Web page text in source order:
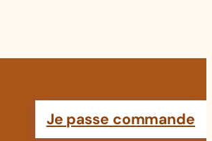
Je passe commande